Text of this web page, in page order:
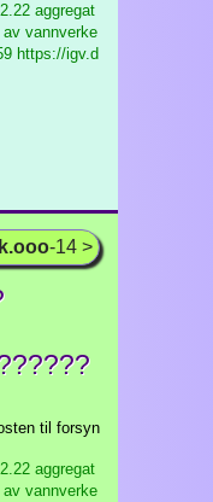
aggregat
vannverke
https://igv.d
-14 >
til forsyn
aggregat
vannverke